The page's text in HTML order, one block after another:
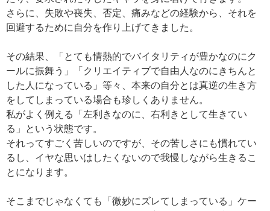
さらに、失敗や喪失、否定、痛みなどの経験から、それを
回避するために自分を作り上げてきました。
その結果、「とても情熱的でバイタリティが豊かなのにク
ールに振舞う」「クリエイティブで自由人なのにきちんと
した人になっている」等々、本来の自分とは真逆の生き方
をしてしまっている場合も珍しくありません。
私がよく例える「左利きなのに、右利きとして生きてい
る」という状態です。
それってすごく苦しいのですが、その苦しさにも慣れてい
るし、イヤな思いはしたくないので我慢しながら生きるこ
とになります。
そこまでじゃなくても「微妙にズレてしまっている」ケー